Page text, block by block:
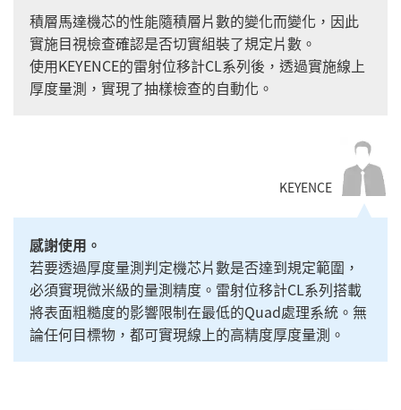
積層馬達機芯的性能隨積層片數的變化而變化，因此
實施目視檢查確認是否切實組裝了規定片數。
使用KEYENCE的雷射位移計CL系列後，透過實施線上
厚度量測，實現了抽樣檢查的自動化。
KEYENCE
感謝使用。
若要透過厚度量測判定機芯片數是否達到規定範圍，
必須實現微米級的量測精度。雷射位移計CL系列搭載
將表面粗糙度的影響限制在最低的Quad處理系統。無
論任何目標物，都可實現線上的高精度厚度量測。